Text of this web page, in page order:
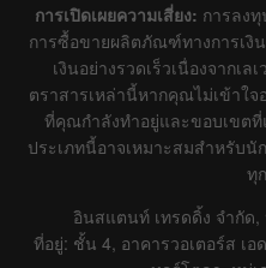
การเปิดเผยความเสี่ยง: การลง
การซื้อขายผลิตภัณฑ์ทางการเงิ
เงินอย่างรวดเร็วเนื่องจากเ
ตราสารเหล่านี้หากคุณไม่เข้าใ
ที่คุณกำลังทำอยู่และขอบเขตที่
ประเภทนี้อาจเหมาะสมสำหรับนั
ทุ
อินสแตนท์ เทรดดิ้ง จำกัด,
ที่อยู่: ชั้น 4, อาคารวอเตอร์ส เ